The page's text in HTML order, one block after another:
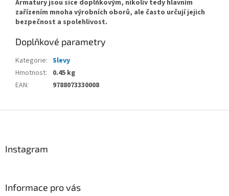
Armatury jsou sice doplňkovým, nikoliv tedy hlavním
zařízením mnoha výrobních oborů, ale často určují jejich
bezpečnost a spolehlivost.
Doplňkové parametry
Kategorie: Slevy
Hmotnost:
0.45 kg
EAN: 9788073330008
Instagram
Informace pro vás